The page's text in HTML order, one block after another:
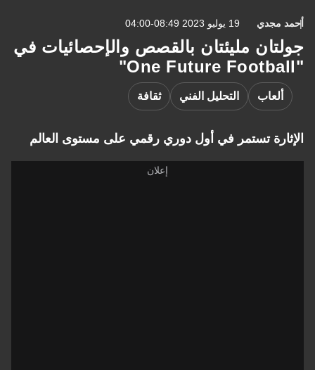
أحمد مجدي 19 يوليو 2023 08:49-04:00
جولتان مليئتان بالقصص والإحصائيات في
"One Future Football"
ألعاب التحليل الفني ثقافة
الإثارة تستمر في أول دوري رقمي على مستوى العالم